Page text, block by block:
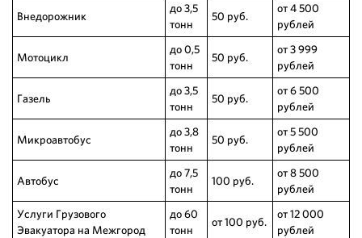
Внедорожник
до 3,5
тонн
50 руб.
от 4 500
рублей
Мотоцикл
до 0,5
тонн
50 руб.
от 3 999
рублей
Газель
до 3,5
тонн
50 руб.
от 6 500
рублей
Микроавтобус
до 3,8
тонн
50 руб.
от 5 500
рублей
Автобус
до 7,5
тонн
100 руб.
от 8 500
рублей
Услуги Грузового
Эвакуатора на Межгород
до 60
тонн
от 100 руб.
от 12 000
рублей